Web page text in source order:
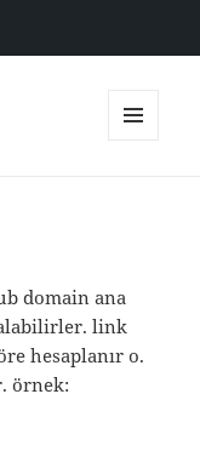
domain ana
link
hesaplanır o.
örnek: